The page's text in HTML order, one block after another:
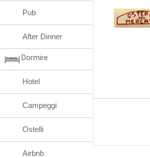
Pub
After Dinner
Dormire
Hotel
Campeggi
Ostelli
Airbnb